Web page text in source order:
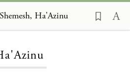
Ha'Azinu